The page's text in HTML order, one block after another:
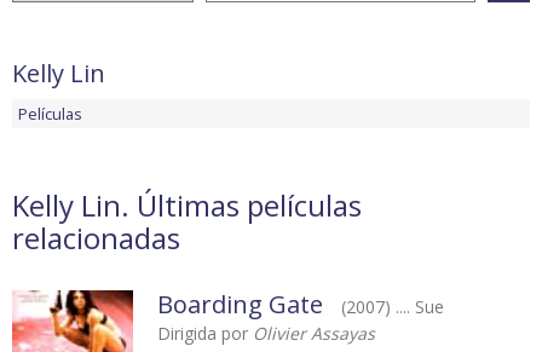
Kelly Lin
Películas
Kelly Lin. Últimas películas
relacionadas
Boarding Gate
(2007) .... Sue
Dirigida por Olivier Assayas